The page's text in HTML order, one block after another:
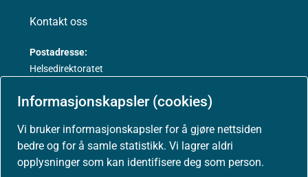
Informasjonskapsler (cookies)
Vi bruker informasjonskapsler for å gjøre nettsiden
bedre og for å samle statistikk. Vi lagrer aldri
opplysninger som kan identifisere deg som person.
Kontakt oss
Postadresse:
Helsedirektoratet
0213 Oslo